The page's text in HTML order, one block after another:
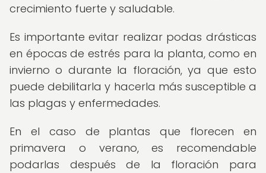
crecimiento fuerte y saludable.
Es importante evitar realizar podas drásticas
en épocas de estrés para la planta, como en
invierno o durante la floración, ya que esto
puede debilitarla y hacerla más susceptible a
las plagas y enfermedades.
En el caso de plantas que florecen en
primavera o verano, es recomendable
podarlas después de la floración para